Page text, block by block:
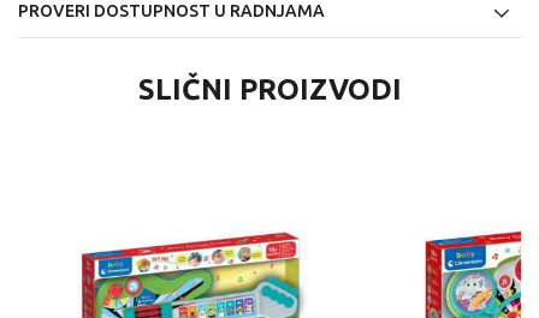
PROVERI DOSTUPNOST U RADNJAMA
SLIČNI PROIZVODI